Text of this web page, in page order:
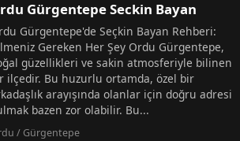
Gürgentepe Seckin Bayan
Gürgentepe'de Seçkin Bayan Rehberi:
Gereken Her Şey Ordu Gürgentepe,
güzellikleri ve sakin atmosferiyle bilinen
ilçedir. Bu huzurlu ortamda, özel bir
arayışında olanlar için doğru adresi
bazen zor olabilir. Bu...
/ Gürgentepe